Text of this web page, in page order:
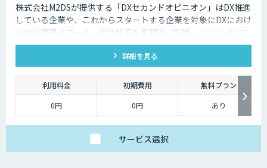
株式会社M2DSが提供する「DXセカンドオピニオン」はDX推進
している企業や、これからスタートする企業を対象にDXにおけ
る自社課題やゴール、進捗状況を客観的に診断・アドバイスす
るサービスです
詳細を見る
利用料金 初期費用
無料プラン
0円
0円 あり
サービス選択